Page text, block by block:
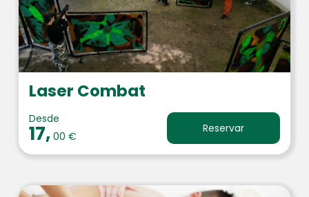
Laser Combat
Desde
17, 00 €
Reservar